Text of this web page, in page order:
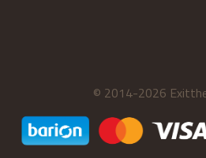
© 2014-2026